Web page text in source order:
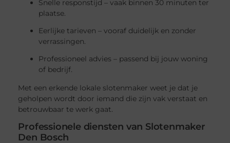
Snelle responstijd – vaak binnen 30 minuten ter
plaatse.
Eerlijke tarieven – vooraf duidelijk en zonder
verrassingen.
Professioneel advies – passend bij jouw woning
of bedrijf.
Met een erkende lokale slotenmaker weet je dat je
geholpen wordt door iemand die zijn vak verstaat en
betrouwbaar te werk gaat.
Professionele diensten van Slotenmaker
Den Bosch